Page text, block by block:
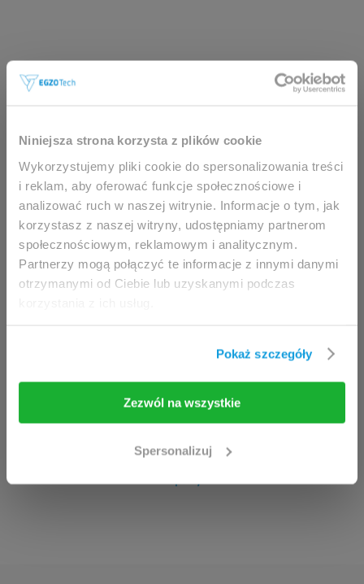
Niniejsza strona korzysta z plików cookie
Wykorzystujemy pliki cookie do spersonalizowania treści
i reklam, aby oferować funkcje społecznościowe i
analizować ruch w naszej witrynie. Informacje o tym, jak
korzystasz z naszej witryny, udostępniamy partnerom
społecznościowym, reklamowym i analitycznym.
Partnerzy mogą połączyć te informacje z innymi danymi
otrzymanymi od Ciebie lub uzyskanymi podczas
Pokaż szczegóły
Zezwól na wszystkie
Spersonalizuj
Ta strona jest przeznaczona
wyłącznie dla
profesjonalistów.
Dostęp możliwy jest wyłącznie dla klinicystów
(fizjoterapeuci, lekarze) oraz pracowników służby
zdrowia.
Uzyskując dostęp do tej witryny, niniejszym
Jeżeli jesteś klinicystą / fizjoterapeutą/